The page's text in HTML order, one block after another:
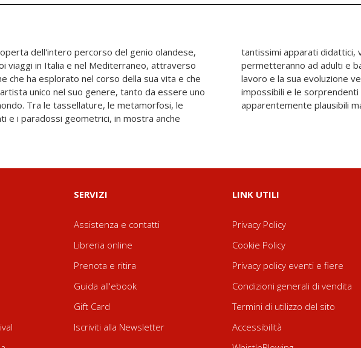
dell'intero percorso del genio olandese,
viaggi in Italia e nel Mediterraneo, attraverso
che ha esplorato nel corso della sua vita e che
unico nel suo genere, tanto da essere uno
Tra le tassellature, le metamorfosi, le
e i paradossi geometrici, in mostra anche
didattici, video e installazioni interattive che
adulti e bambini di comprendere meglio il suo
verso l'astrazione, le prospettive
sorprendenti rappresentazioni di mondi
apparentemente plausibili
SERVIZI
Assistenza e contatti
Libreria online
Prenota e ritira
Guida all'ebook
Gift Card
Iscriviti alla Newsletter
LINK UTILI
Privacy Policy
Cookie Policy
Privacy policy eventi e fiere
Condizioni generali di vendita
Termini di utilizzo del sito
Accessibilità